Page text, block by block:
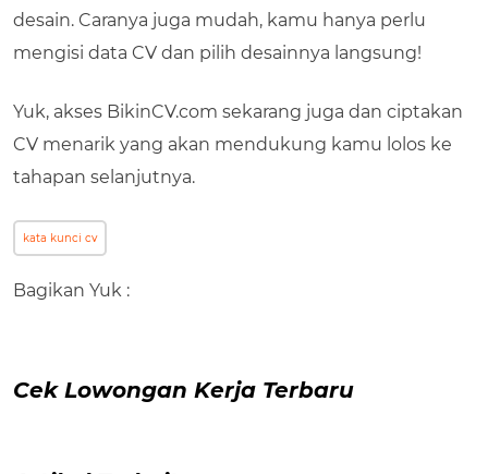
desain. Caranya juga mudah, kamu hanya perlu
mengisi data CV dan pilih desainnya langsung!
Yuk, akses BikinCV.com sekarang juga dan ciptakan
CV menarik yang akan mendukung kamu lolos ke
tahapan selanjutnya.
kata kunci cv
Bagikan Yuk :
Cek Lowongan Kerja Terbaru